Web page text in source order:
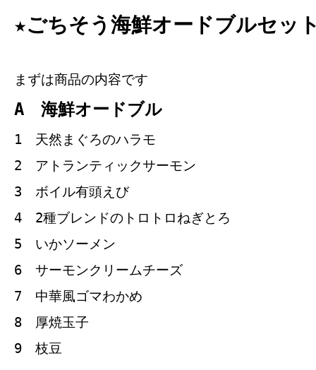
★ごちそう海鮮オードブルセッ
まずは商品の内容です
A 海鮮オードブル
1 天然まぐろのハラモ
2 アトランティックサーモン
3 ボイル有頭えび
4 2種ブレンドのトロトロねぎとろ
5 いかソーメン
6 サーモンクリームチーズ
7 中華風ゴマわかめ
8 厚焼玉子
9 枝豆